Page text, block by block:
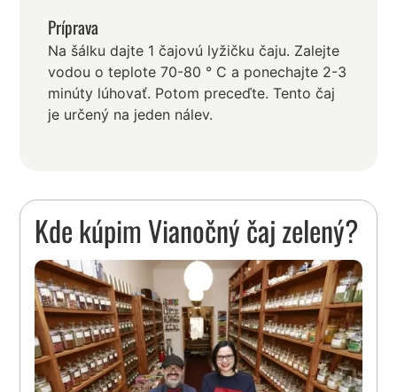
Príprava
Na šálku dajte 1 čajovú lyžičku čaju. Zalejte
vodou o teplote 70-80 ° C a ponechajte 2-3
minúty lúhovať. Potom preceďte. Tento čaj
je určený na jeden nálev.
Kde kúpim Vianočný čaj zelený?